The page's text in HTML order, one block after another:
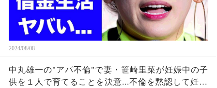
2024/08/08
中丸雄一の"アパ不倫"で妻・笹崎里菜が妊娠中の子
供を１人で育てることを決意...不倫を黙認して妊娠